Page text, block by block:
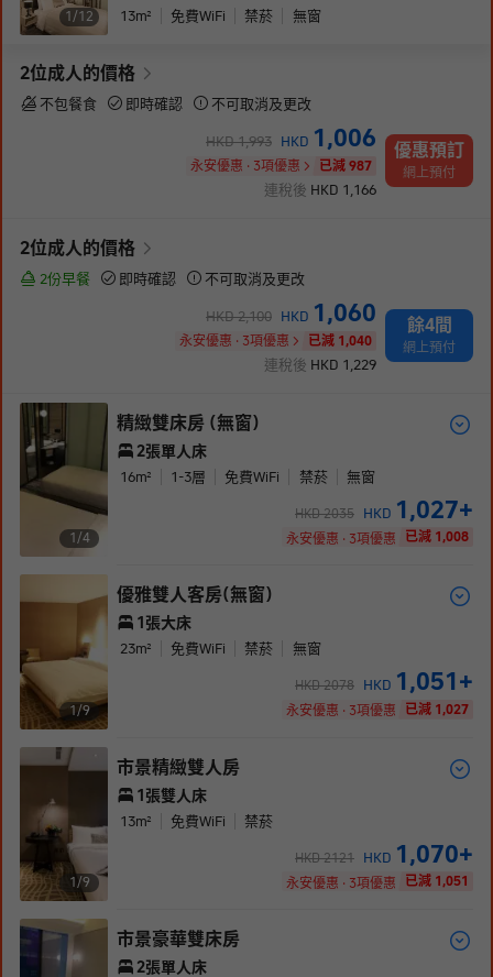
1/12 13m² 免費WiFi 禁菸 無窗
2位成人 的價格
不包餐食 即時確認 不可取消及更改
HKD1,993 HKD 1,006
永安優惠 · 3項優惠 已減 987
連稅後 HKD 1,166
優惠預訂
網上預付
2位成人 的價格
2份早餐 即時確認 不可取消及更改
HKD2,100 HKD 1,060
永安優惠 · 3項優惠 已減 1,040
連稅後 HKD 1,229
餘4間
網上預付
1/4
精緻雙床房 (無窗)
2張單人床
16m² 1-3層 免費WiFi 禁菸 無窗
HKD2035 HKD 1,027+
永安優惠 · 3項優惠 已減 1,008
1/9
優雅雙人客房(無窗)
1張大床
23m² 免費WiFi 禁菸 無窗
HKD2078 HKD 1,051+
永安優惠 · 3項優惠 已減 1,027
1/9
市景精緻雙人房
1張雙人床
13m² 免費WiFi 禁菸
HKD2121 HKD 1,070+
永安優惠 · 3項優惠 已減 1,051
市景豪華雙床房
2張單人床